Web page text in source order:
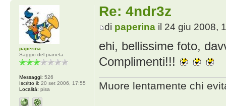
Re: 4ndr3z
di paperinail 24 giu 2008,
ehi, bellissime foto,
Complimenti!!!
Muore lentamente chi
paperina
Saggio del pianeta
Messaggi: 526
Iscritto il: 20 set 2006, 17:55
Località: pisa